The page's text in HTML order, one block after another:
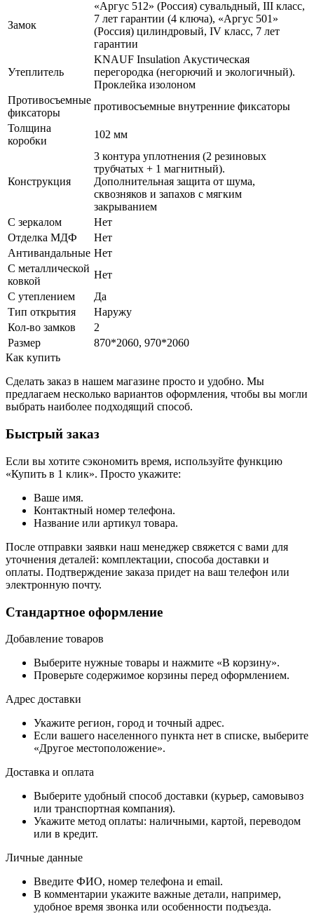
Замок
«Аргус 512» (Россия) сувальдный, III класс,
7 лет гарантии (4 ключа), «Аргус 501»
(Россия) цилиндровый, IV класс, 7 лет
гарантии
Утеплитель
KNAUF Insulation Акустическая
перегородка (негорючий и экологичный).
Проклейка изолоном
Противосъемные
фиксаторы
противосъемные внутренние фиксаторы
Толщина
коробки
102 мм
Конструкция
3 контура уплотнения (2 резиновых
трубчатых + 1 магнитный).
Дополнительная защита от шума,
сквозняков и запахов с мягким
закрыванием
С зеркалом
Нет
Отделка МДФ
Нет
Антивандальные Нет
С металлической
ковкой
Нет
С утеплением
Да
Тип открытия
Наружу
Кол-во замков
2
Размер
870*2060, 970*2060
Как купить
Сделать заказ в нашем магазине просто и удобно. Мы
предлагаем несколько вариантов оформления, чтобы вы могли
выбрать наиболее подходящий способ.
Быстрый заказ
Если вы хотите сэкономить время, используйте функцию
«Купить в 1 клик». Просто укажите:
Ваше имя.
Контактный номер телефона.
Название или артикул товара.
После отправки заявки наш менеджер свяжется с вами для
уточнения деталей: комплектации, способа доставки и
оплаты. Подтверждение заказа придет на ваш телефон или
электронную почту.
Стандартное оформление
Добавление товаров
Выберите нужные товары и нажмите «В корзину».
Проверьте содержимое корзины перед оформлением.
Адрес доставки
Укажите регион, город и точный адрес.
Если вашего населенного пункта нет в списке, выберите
«Другое местоположение».
Доставка и оплата
Выберите удобный способ доставки (курьер, самовывоз
или транспортная компания).
Укажите метод оплаты: наличными, картой, переводом
или в кредит.
Личные данные
Введите ФИО, номер телефона и email.
В комментарии укажите важные детали, например,
удобное время звонка или особенности подъезда.